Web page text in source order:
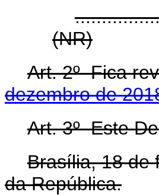
(NR)
Art. 2º Fica
dezembro de
Art. 3º Este
Brasília, 18 de
da República.